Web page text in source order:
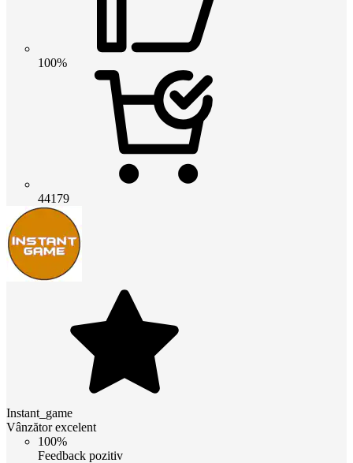
100%
44179
Instant_game
Vânzător excelent
100%
Feedback pozitiv